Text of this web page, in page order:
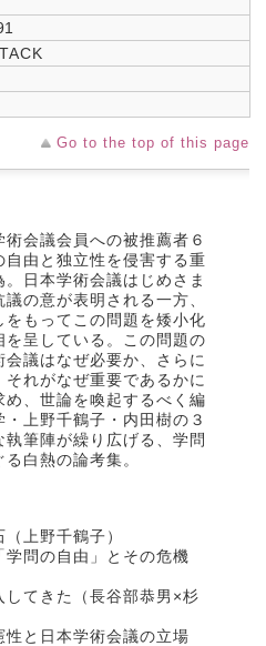
Go to the top of this page
会議会員への被推薦者６
由と独立性を侵害する重
日本学術会議はじめさま
の意が表明される一方、
もってこの問題を矮小化
を呈している。この問題の
議はなぜ必要か、さらに
れがなぜ重要であるかに
、世論を喚起するべく編
上野千鶴子・内田樹の３
筆陣が繰り広げる、学問
白熱の論考集。
上野千鶴子）
問の自由」とその危機
てきた（長谷部恭男×杉
と日本学術会議の立場